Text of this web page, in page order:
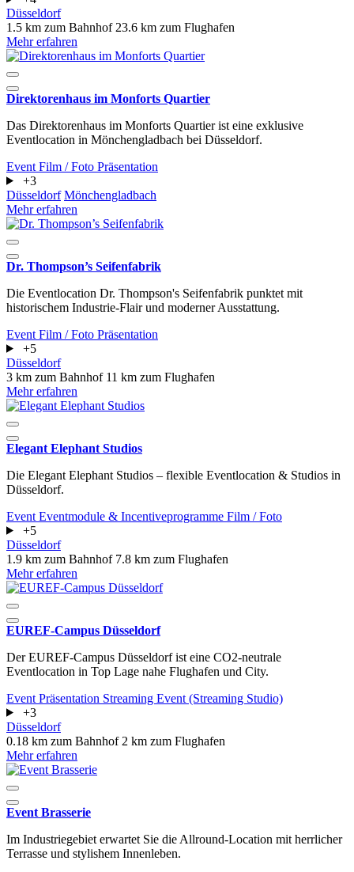
Düsseldorf
1.5 km zum Bahnhof 23.6 km zum Flughafen
Mehr erfahren
Direktorenhaus im Monforts Quartier
Das Direktorenhaus im Monforts Quartier ist eine exklusive
Eventlocation in Mönchengladbach bei Düsseldorf.
Event Film / Foto Präsentation
+3
Düsseldorf Mönchengladbach
Mehr erfahren
Dr. Thompson’s Seifenfabrik
Die Eventlocation Dr. Thompson's Seifenfabrik punktet mit
historischem Industrie-Flair und moderner Ausstattung.
Event Film / Foto Präsentation
+5
Düsseldorf
3 km zum Bahnhof 11 km zum Flughafen
Mehr erfahren
Elegant Elephant Studios
Die Elegant Elephant Studios – flexible Eventlocation & Studios in
Düsseldorf.
Event Eventmodule & Incentiveprogramme Film / Foto
+5
Düsseldorf
1.9 km zum Bahnhof 7.8 km zum Flughafen
Mehr erfahren
EUREF-Campus Düsseldorf
Der EUREF-Campus Düsseldorf ist eine CO2-neutrale
Eventlocation in Top Lage nahe Flughafen und City.
Event Präsentation Streaming Event (Streaming Studio)
+3
Düsseldorf
0.18 km zum Bahnhof 2 km zum Flughafen
Mehr erfahren
Event Brasserie
Im Industriegebiet erwartet Sie die Allround-Location mit herrlicher
Terrasse und stylishem Innenleben.